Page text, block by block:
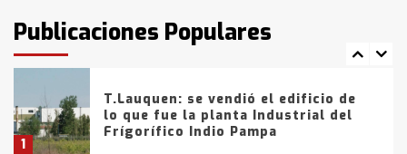
Publicaciones Populares
fueron detenidos por
comercialización de drogas en la
tarde del sábado
1
T.Lauquen: se vendió el edificio de
lo que fue la planta Industrial del
Frígorífico Indio Pampa